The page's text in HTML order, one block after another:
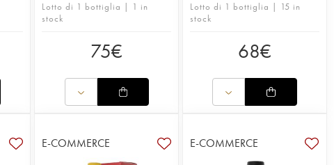
Lotto di 1 bottiglia | 1 in
stock
75€
Lotto di 1 bottiglia | 15 in
stock
68€
E-COMMERCE E-COMMERCE